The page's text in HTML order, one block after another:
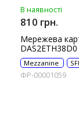
В наявності
810 грн.
Мережева
Mezzanine
ФР-00001059